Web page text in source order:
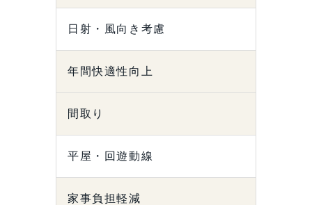
日射・風向き考慮
年間快適性向上
間取り
平屋・回遊動線
家事負担軽減